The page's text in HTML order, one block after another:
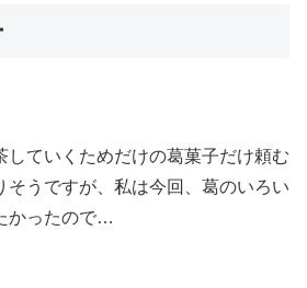
していくためだけの葛菓子だけ頼む
そうですが、私は今回、葛のいろい
かったので…